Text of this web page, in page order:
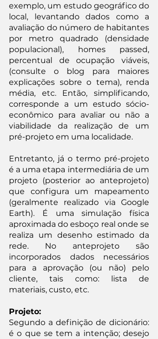
exemplo, um estudo geográfico do
local, levantando dados como a
avaliação do número de habitantes
por metro quadrado (densidade
populacional), homes passed,
percentual de ocupação viáveis,
(consulte o blog para maiores
explicações sobre o tema), renda
média, etc. Então, simplificando,
corresponde a um estudo sócio-
econômico para avaliar ou não a
viabilidade da realização de um
pré-projeto em uma localidade.
Entretanto, já o termo pré-projeto
é a uma etapa intermediária de um
projeto (posterior ao anteprojeto)
que configura um mapeamento
(geralmente realizado via Google
Earth). É uma simulação física
aproximada do esboço real onde se
realiza um desenho estimado da
rede. No anteprojeto são
incorporados dados necessários
para a aprovação (ou não) pelo
cliente, tais como: lista de
materiais, custo, etc.
Projeto:
Segundo a definição de dicionário:
é o que se tem a intenção; desejo